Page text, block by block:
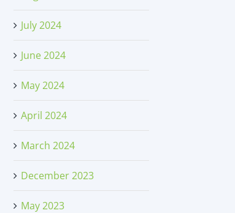
July 2024
June 2024
May 2024
April 2024
March 2024
December 2023
May 2023